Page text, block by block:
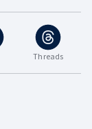
Threads